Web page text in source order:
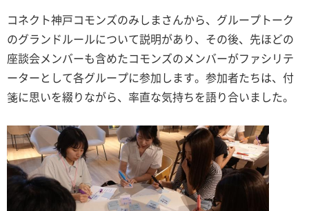
コネクト神戸コモンズのみしまさんから、グループトーク
のグランドルールについて説明があり、その後、先ほどの
座談会メンバーも含めたコモンズのメンバーがファシリテ
ーターとして各グループに参加します。参加者たちは、付
箋に思いを綴りながら、率直な気持ちを語り合いました。